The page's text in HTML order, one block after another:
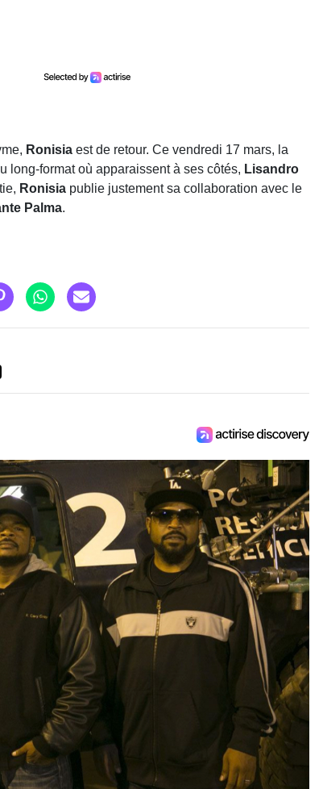
Ronisia est de retour. Ce vendredi 17 mars, la
long-format où apparaissent à ses côtés, Lisandro
Ronisia publie justement sa collaboration avec le
Palma.